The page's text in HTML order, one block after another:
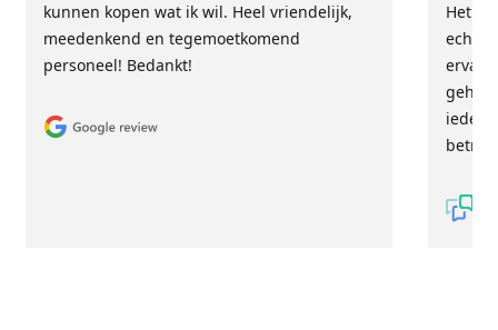
kunnen kopen wat ik wil. Heel vriendelijk,
meedenkend en tegemoetkomend
personeel! Bedankt!
Het
echt